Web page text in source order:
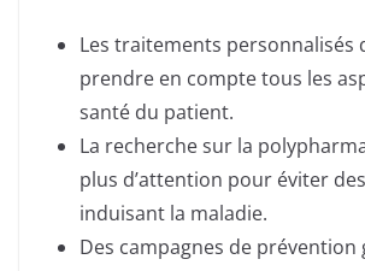
Les traitements personnalisés
prendre en compte tous les
santé du patient.
La recherche sur la
plus d’attention pour éviter
induisant la maladie.
Des campagnes de prévention